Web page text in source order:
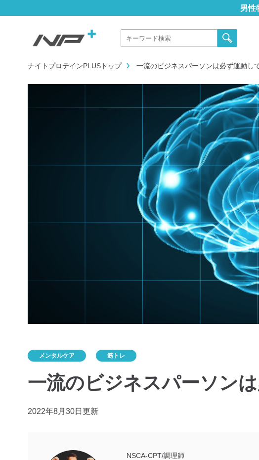
男性
ナイトプロテインPLUSトップ 一流のビジネスパーソンは必ず運動し
メンタルケア 筋トレ
一流のビジネスパーソン
2022年8月30日更新
NSCA-CPT/調理師